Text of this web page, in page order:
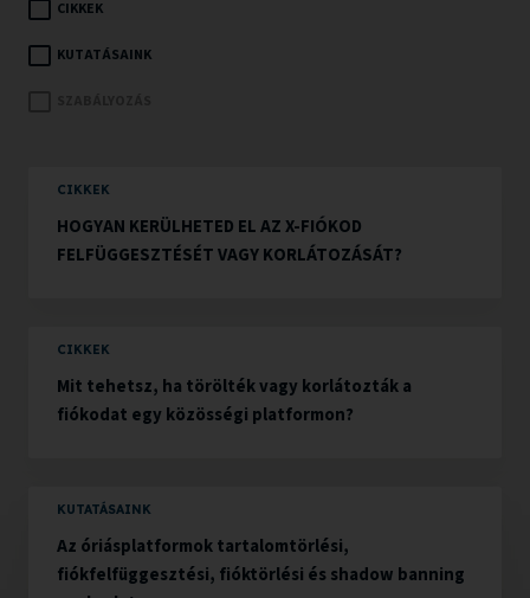
CIKKEK
KUTATÁSAINK
CIKKEK
HOGYAN KERÜLHETED EL AZ X-FIÓKOD
FELFÜGGESZTÉSÉT VAGY KORLÁTOZÁSÁT?
CIKKEK
Mit tehetsz, ha törölték vagy korlátozták a
fiókodat egy közösségi platformon?
KUTATÁSAINK
Az óriásplatformok tartalomtörlési,
fiókfelfüggesztési, fióktörlési és shadow banning